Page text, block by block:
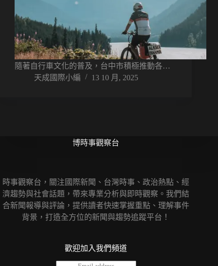
隨著自行車文化的普及，台中市積極推動各…
天成國際小編
13 10 月, 2025
博時事觀察台
時事觀察台，關注國際新聞、台灣時事、政治熱點、經
濟趨勢與社會話題，帶來專業分析與即時觀察。我們結
合新聞報導與評論，提供讀者快速掌握重點、理解事件
背景，打造全方位的新聞與趨勢追蹤平台！
歡迎加入我們頻道